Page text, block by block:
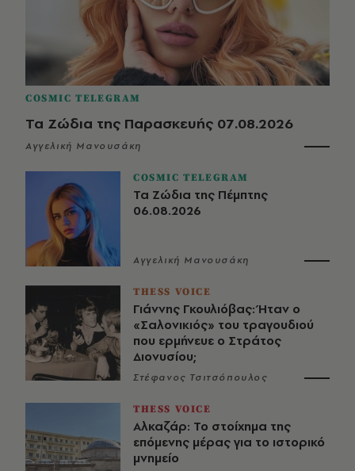
COSMIC TELEGRAM
Τα Ζώδια της Παρασκευής 07.08.2026
Αγγελική Μανουσάκη
COSMIC TELEGRAM
Τα Ζώδια της Πέμπτης
06.08.2026
Αγγελική Μανουσάκη
THESS VOICE
Γιάννης Γκουλιόβας: Ήταν ο
«Σαλονικιός» του τραγουδιού
που ερμήνευε ο Στράτος
Διονυσίου;
Στέφανος Τσιτσόπουλος
THESS VOICE
Αλκαζάρ: Το στοίχημα της
επόμενης μέρας για το ιστορικό
μνημείο